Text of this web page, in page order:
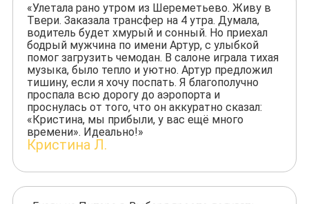
«Улетала рано утром из Шереметьево. Живу в
Твери. Заказала трансфер на 4 утра. Думала,
водитель будет хмурый и сонный. Но приехал
бодрый мужчина по имени Артур, с улыбкой
помог загрузить чемодан. В салоне играла тихая
музыка, было тепло и уютно. Артур предложил
тишину, если я хочу поспать. Я благополучно
проспала всю дорогу до аэропорта и
проснулась от того, что он аккуратно сказал:
«Кристина, мы прибыли, у вас ещё много
времени». Идеально!»
Кристина Л.